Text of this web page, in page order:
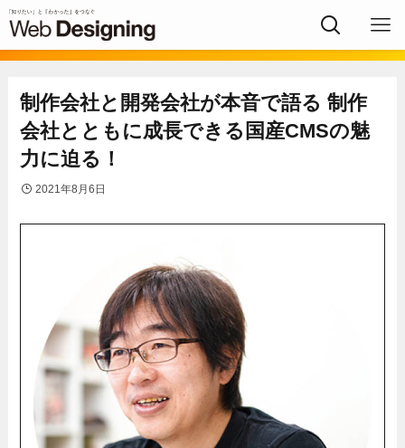
制作会社と開発会社が本音で語る 制作
会社とともに成長できる国産CMSの魅
力に迫る！
2021年8月6日